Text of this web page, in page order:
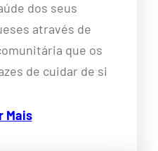
dos seus
através de
que os
de cuidar de si
Mais